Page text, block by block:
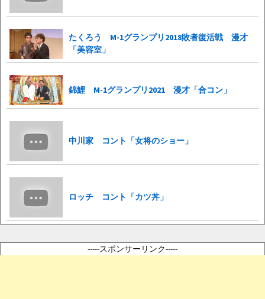
たくろう M-1グランプリ2018敗者復活戦 漫才
「美容室」
錦鯉 M-1グランプリ2021 漫才「合コン」
中川家 コント「女将のショー」
ロッチ コント「カツ丼」
-----スポンサーリンク-----